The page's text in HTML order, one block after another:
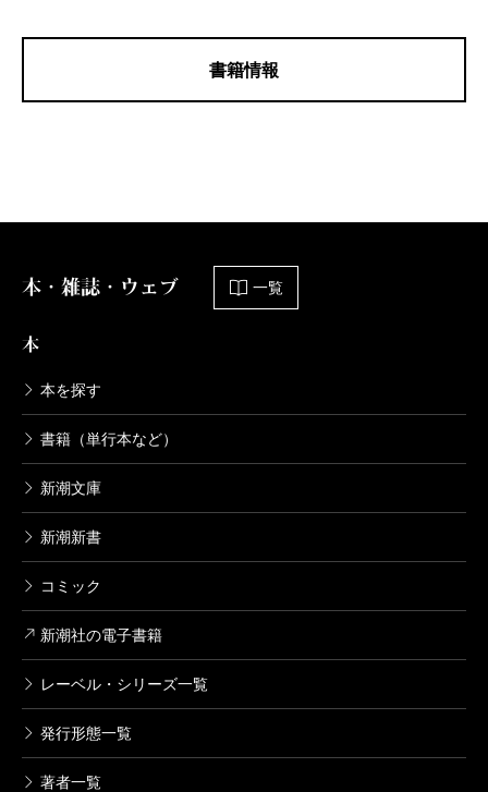
書籍情報
本・雑誌・ウェブ 一覧
本
本を探す
書籍（単行本など）
新潮文庫
新潮新書
コミック
新潮社の電子書籍
レーベル・シリーズ一覧
発行形態一覧
著者一覧